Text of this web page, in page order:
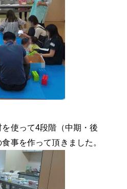
を使って4段階（中期・後
事を作って頂きました。